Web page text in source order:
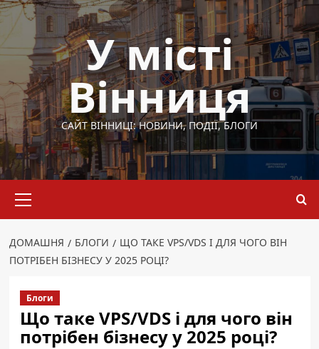
Перейти
до
вмісту
У місті
Вінниця
САЙТ ВІННИЦІ: НОВИНИ, ПОДІЇ, БЛОГИ
меню
ДОМАШНЯ БЛОГИ
ЩО ТАКЕ VPS/VDS І ДЛЯ ЧОГО ВІН
ПОТРІБЕН БІЗНЕСУ У 2025 РОЦІ?
Блоги
Що таке VPS/VDS і для чого він
потрібен бізнесу у 2025 році?